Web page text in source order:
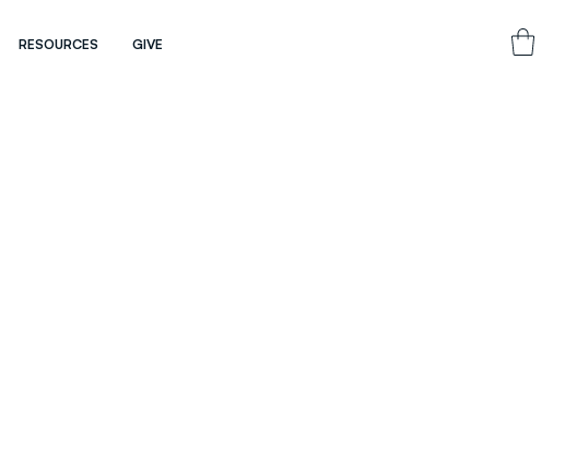
RESOURCES GIVE